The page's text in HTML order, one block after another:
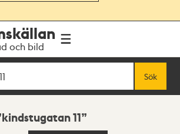
och bild
Sök
kindstugatan 11